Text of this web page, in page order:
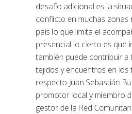
desafío adicional es la
conflicto en muchas zonas
país lo que limita el
presencial lo cierto es que
también puede contribuir a
tejidos y encuentros en los
respecto Juan Sebastián
promotor local y miembro
gestor de la Red